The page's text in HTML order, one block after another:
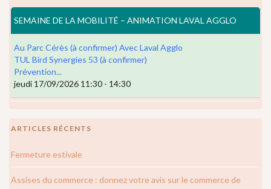
SEMAINE DE LA MOBILITÉ – ANIMATION LAVAL AGGLO
Au Parc Cérès (à confirmer) Avec Laval Agglo
TUL Bird Synergies 53 (à confirmer)
Prévention...
jeudi 17/09/2026 11:30 - 14:30
ARTICLES RÉCENTS
Fermeture estivale
Assises du commerce : donnez votre avis sur le commerce de